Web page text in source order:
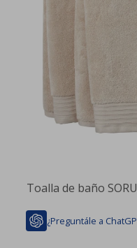
Toalla de baño
¿Preguntále a